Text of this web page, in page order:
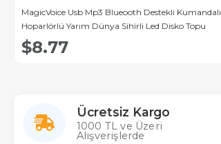
MagicVoice Usb Mp3 Blueooth Destekli Kumandalı
Hoparlörlü Yarım Dünya Sihirli Led Disko Topu
$8.77
Ücretsiz Kargo
1000 TL ve Üzeri
Alışverişlerde